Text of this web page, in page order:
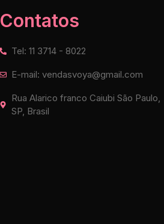
Contatos
Tel: 11 3714 - 8022
E-mail: vendasvoya@gmail.com
Rua Alarico franco Caiubi São Paulo,
SP, Brasil